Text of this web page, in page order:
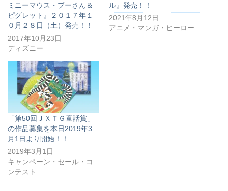
ミニーマウス・プーさん＆
ピグレット』２０１７年１
０月２８日（土）発売！！
2017年10月23日
ディズニー
ル』発売！！
2021年8月12日
アニメ・マンガ・ヒーロー
「第50回ＪＸＴＧ童話賞」
の作品募集を本日2019年3
月1日より開始！！
2019年3月1日
キャンペーン・セール・コ
ンテスト